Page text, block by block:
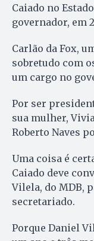
Caiado no
governador, em
Carlão da Fox,
sobretudo com
um cargo no
Por ser
sua mulher,
Roberto Naves
Uma coisa é
Caiado deve
Vilela, do MDB,
secretariado.
Porque Daniel